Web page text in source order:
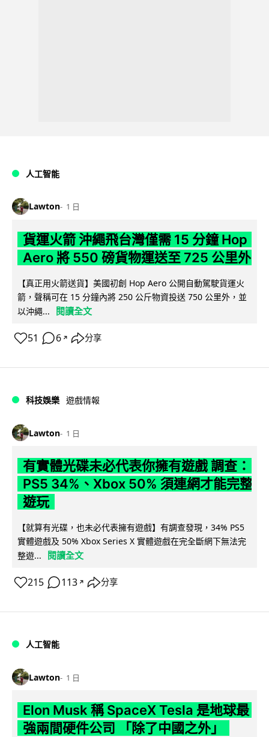
人工智能
Lawton 1 日
貨運火箭 沖繩飛台灣僅需 15 分鐘 Hop
Aero 將 550 磅貨物運送至 725 公里外
【真正用火箭送貨】美國初創 Hop Aero 公開自動駕駛貨運火
箭，聲稱可在 15 分鐘內將 250 公斤物資投送 750 公里外，並
以沖繩...
閱讀全文
51 6 ↗ 分享
科技娛樂 遊戲情報
Lawton 1 日
有實體光碟未必代表你擁有遊戲 調查：
PS5 34%、Xbox 50% 須連網才能完整
遊玩
【就算有光碟，也未必代表擁有遊戲】有調查發現，34% PS5
實體遊戲及 50% Xbox Series X 實體遊戲在完全斷網下無法完
整遊...
閱讀全文
215 113 ↗ 分享
人工智能
Lawton 1 日
Elon Musk 稱 SpaceX Tesla 是地球最
強兩間硬件公司 「除了中國之外」